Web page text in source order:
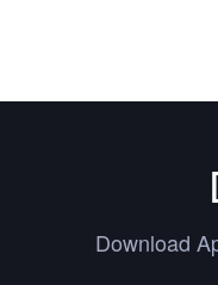
Download